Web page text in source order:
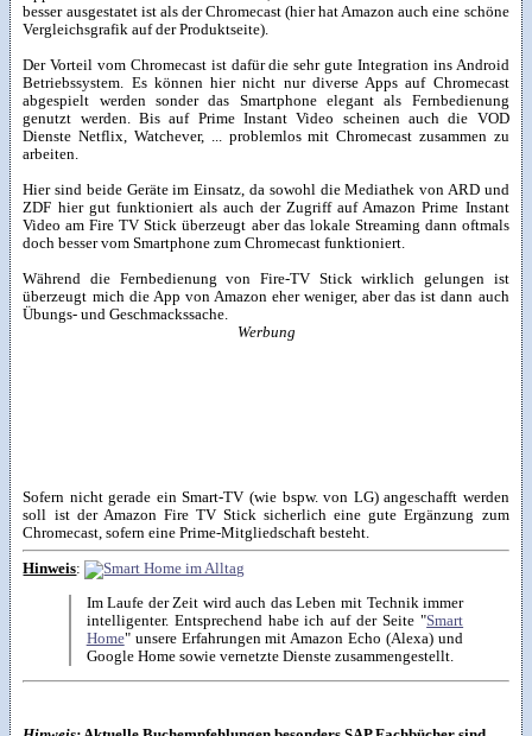
besser ausgestatet ist als der Chromecast (hier hat Amazon auch eine schöne
Vergleichsgrafik auf der Produktseite).
Der Vorteil vom Chromecast ist dafür die sehr gute Integration ins Android
Betriebssystem. Es können hier nicht nur diverse Apps auf Chromecast
abgespielt werden sonder das Smartphone elegant als Fernbedienung
genutzt werden. Bis auf Prime Instant Video scheinen auch die VOD
Dienste Netflix, Watchever, ... problemlos mit Chromecast zusammen zu
arbeiten.
Hier sind beide Geräte im Einsatz, da sowohl die Mediathek von ARD und
ZDF hier gut funktioniert als auch der Zugriff auf Amazon Prime Instant
Video am Fire TV Stick überzeugt aber das lokale Streaming dann oftmals
doch besser vom Smartphone zum Chromecast funktioniert.
Während die Fernbedienung von Fire-TV Stick wirklich gelungen ist
überzeugt mich die App von Amazon eher weniger, aber das ist dann auch
Übungs- und Geschmackssache.
Werbung
Sofern nicht gerade ein Smart-TV (wie bspw. von LG) angeschafft werden
soll ist der Amazon Fire TV Stick sicherlich eine gute Ergänzung zum
Chromecast, sofern eine Prime-Mitgliedschaft besteht.
Hinweis:
Im Laufe der Zeit wird auch das Leben mit Technik immer
intelligenter. Entsprechend habe ich auf der Seite "Smart
Home" unsere Erfahrungen mit Amazon Echo (Alexa) und
Google Home sowie vernetzte Dienste zusammengestellt.